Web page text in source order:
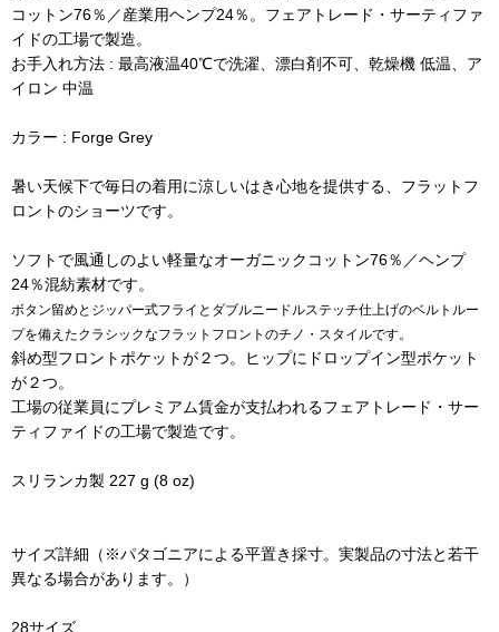
コットン76％／産業用ヘンプ24％。フェアトレード・サーティファ
イドの工場で製造。
お手入れ方法 : 最高液温40℃で洗濯、漂白剤不可、乾燥機 低温、ア
イロン 中温
カラー : Forge Grey
暑い天候下で毎日の着用に涼しいはき心地を提供する、フラットフ
ロントのショーツです。
ソフトで風通しのよい軽量なオーガニックコットン76％／ヘンプ
24％混紡素材です。
ボタン留めとジッパー式フライとダブルニードルステッチ仕上げのベルトルー
プを備えたクラシックなフラットフロントのチノ・スタイルです。
斜め型フロントポケットが２つ。ヒップにドロップイン型ポケット
が２つ。
工場の従業員にプレミアム賃金が支払われるフェアトレード・サー
ティファイドの工場で製造です。
スリランカ製 227 g (8 oz)
サイズ詳細（※パタゴニアによる平置き採寸。実製品の寸法と若干
異なる場合があります。）
28サイズ